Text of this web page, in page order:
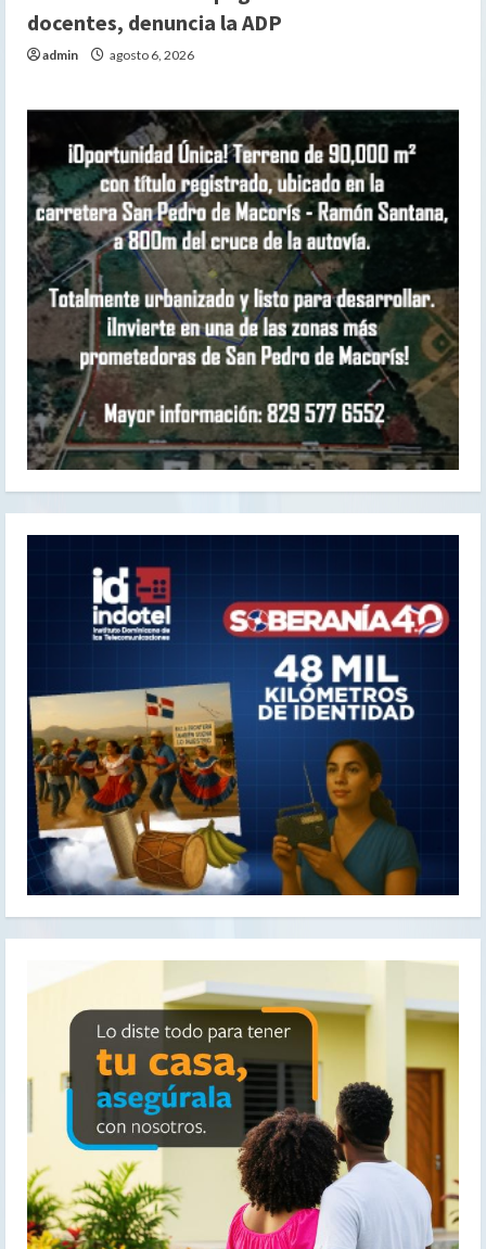
docentes, denuncia la ADP
admin agosto 6, 2026